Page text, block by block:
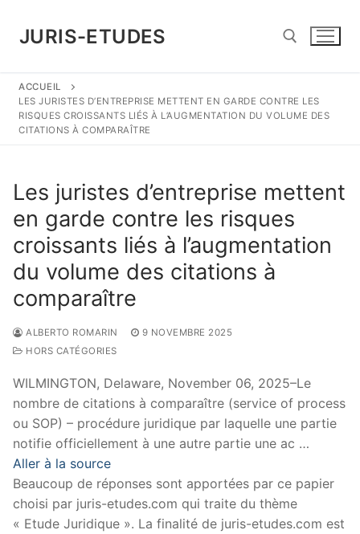
contenu
JURIS-ETUDES
Rechercher :
ACCUEIL
LES JURISTES D’ENTREPRISE METTENT EN GARDE CONTRE LES
RISQUES CROISSANTS LIÉS À L’AUGMENTATION DU VOLUME DES
CITATIONS À COMPARAÎTRE
Les juristes d’entreprise mettent
en garde contre les risques
croissants liés à l’augmentation
du volume des citations à
comparaître
ALBERTO ROMARIN
9 NOVEMBRE 2025
HORS CATÉGORIES
WILMINGTON, Delaware, November 06, 2025–Le
nombre de citations à comparaître (service of process
ou SOP) – procédure juridique par laquelle une partie
notifie officiellement à une autre partie une ac …
Aller à la source
Beaucoup de réponses sont apportées par ce papier
choisi par juris-etudes.com qui traite du thème
« Etude Juridique ». La finalité de juris-etudes.com est